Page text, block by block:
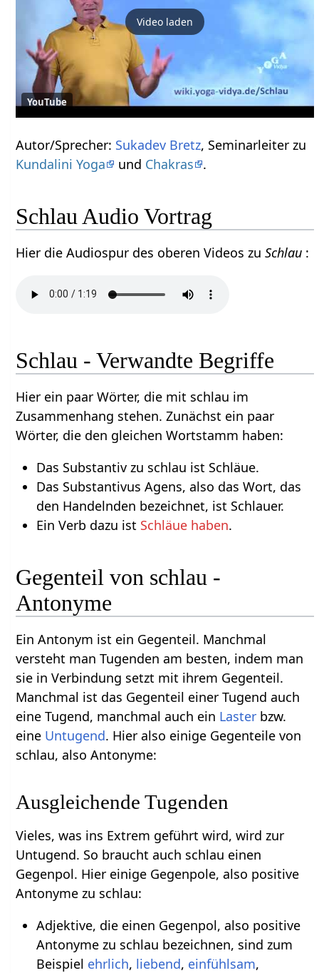
Video laden
YouTube
Autor/Sprecher: Sukadev Bretz, Seminarleiter zu
Kundalini Yoga
und Chakras .
Schlau Audio Vortrag
Hier die Audiospur des oberen Videos zuSchlau :
Schlau - Verwandte Begriffe
Hier ein paar Wörter, die mit schlau im
Zusammenhang stehen. Zunächst ein paar
Wörter, die den gleichen Wortstamm haben:
Das Substantiv zu schlau ist Schläue.
Das Substantivus Agens, also das Wort, das
den Handelnden bezeichnet, ist Schlauer.
Ein Verb dazu ist Schläue haben.
Gegenteil von schlau -
Antonyme
Ein Antonym ist ein Gegenteil. Manchmal
versteht man Tugenden am besten, indem man
sie in Verbindung setzt mit ihrem Gegenteil.
Manchmal ist das Gegenteil einer Tugend auch
eine Tugend, manchmal auch ein Laster bzw.
eine Untugend. Hier also einige Gegenteile von
schlau, also Antonyme:
Ausgleichende Tugenden
Vieles, was ins Extrem geführt wird, wird zur
Untugend. So braucht auch schlau einen
Gegenpol. Hier einige Gegenpole, also positive
Antonyme zu schlau:
Adjektive, die einen Gegenpol, also positive
Antonyme zu schlau bezeichnen, sind zum
Beispiel ehrlich, liebend, einfühlsam,